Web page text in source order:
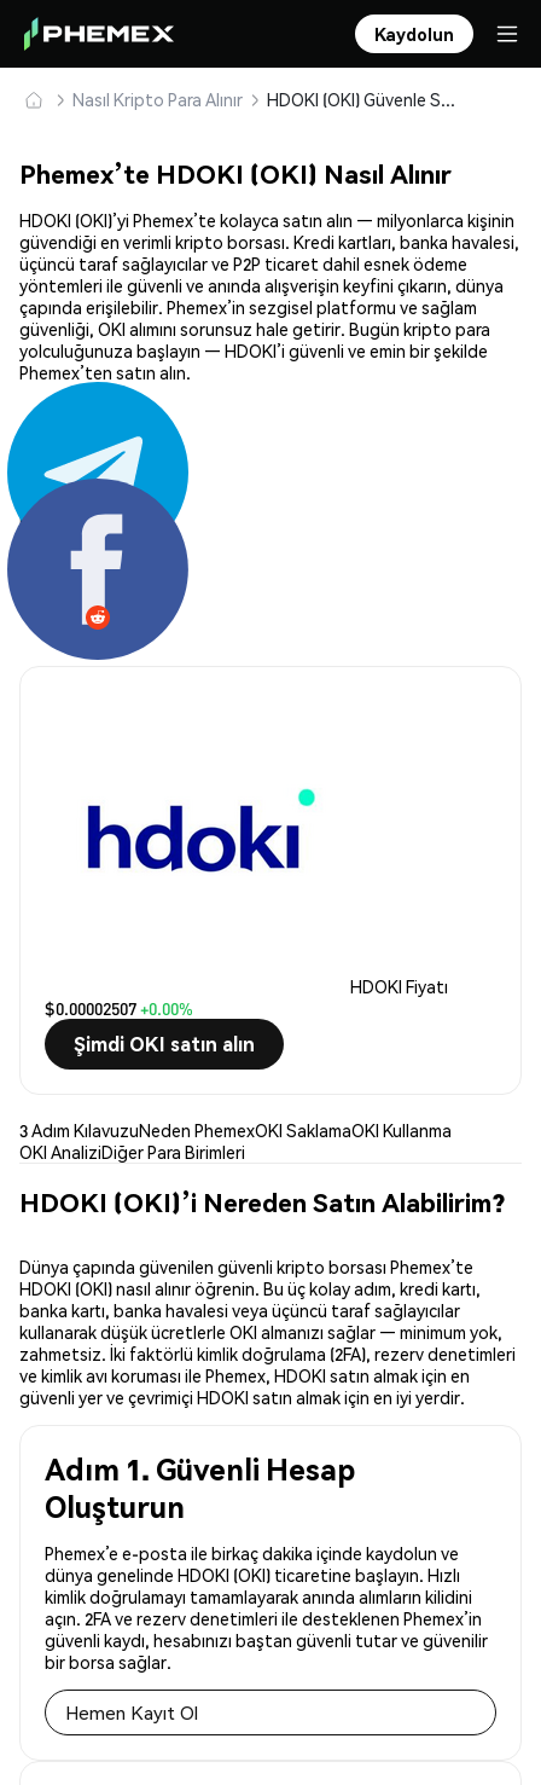
Kaydolun
Nasıl Kripto Para Alınır HDOKI (OKI) Güvenle Satın Alın ve Saklayın
Phemex’te HDOKI (OKI) Nasıl Alınır
HDOKI (OKI)’yi Phemex’te kolayca satın alın — milyonlarca kişinin
güvendiği en verimli kripto borsası. Kredi kartları, banka havalesi,
üçüncü taraf sağlayıcılar ve P2P ticaret dahil esnek ödeme
yöntemleri ile güvenli ve anında alışverişin keyfini çıkarın, dünya
çapında erişilebilir. Phemex’in sezgisel platformu ve sağlam
güvenliği, OKI alımını sorunsuz hale getirir. Bugün kripto para
yolculuğunuza başlayın — HDOKI’i güvenli ve emin bir şekilde
Phemex’ten satın alın.
Paylaş:
HDOKI Fiyatı
$0.00002507+0.00%
Şimdi OKI satın alın
3 Adım KılavuzuNeden PhemexOKI SaklamaOKI Kullanma
OKI AnaliziDiğer Para Birimleri
HDOKI (OKI)’i Nereden Satın Alabilirim?
Dünya çapında güvenilen güvenli kripto borsası Phemex’te
HDOKI (OKI) nasıl alınır öğrenin. Bu üç kolay adım, kredi kartı,
banka kartı, banka havalesi veya üçüncü taraf sağlayıcılar
kullanarak düşük ücretlerle OKI almanızı sağlar — minimum yok,
zahmetsiz. İki faktörlü kimlik doğrulama (2FA), rezerv denetimleri
ve kimlik avı koruması ile Phemex, HDOKI satın almak için en
güvenli yer ve çevrimiçi HDOKI satın almak için en iyi yerdir.
Adım 1. Güvenli Hesap
Oluşturun
Phemex’e e-posta ile birkaç dakika içinde kaydolun ve
dünya genelinde HDOKI (OKI) ticaretine başlayın. Hızlı
kimlik doğrulamayı tamamlayarak anında alımların kilidini
açın. 2FA ve rezerv denetimleri ile desteklenen Phemex’in
güvenli kaydı, hesabınızı baştan güvenli tutar ve güvenilir
bir borsa sağlar.
Hemen Kayıt Ol